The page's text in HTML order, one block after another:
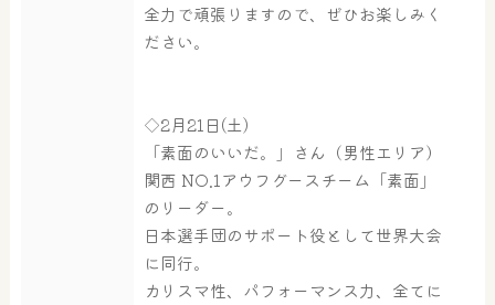
全力で頑張りますので、ぜひお楽しみく
ださい。
◇2月21日(土)
「素面のいいだ。」さん（男性エリア）
関西 NO.1アウフグースチーム「素面」
のリーダー。
日本選手団のサポート役として世界大会
に同行。
カリスマ性、パフォーマンス力、全てに